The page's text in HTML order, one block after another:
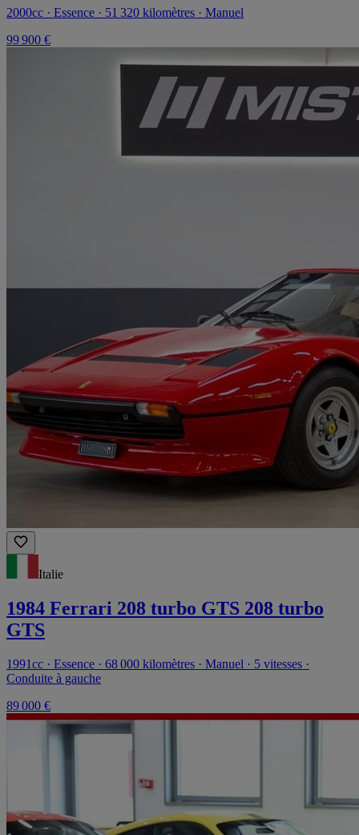
2000cc · Essence · 51 320 kilomètres · Manuel
99 900 €
Italie
1984 Ferrari 208 turbo GTS 208 turbo
GTS
1991cc · Essence · 68 000 kilomètres · Manuel · 5 vitesses ·
Conduite à gauche
89 000 €